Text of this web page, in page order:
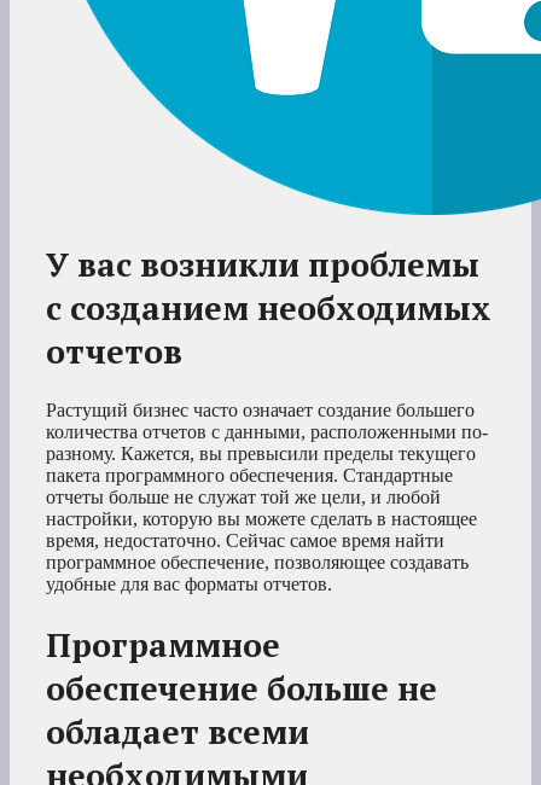
У вас возникли проблемы
с созданием необходимых
отчетов
Растущий бизнес часто означает создание большего
количества отчетов с данными, расположенными по-
разному. Кажется, вы превысили пределы текущего
пакета программного обеспечения. Стандартные
отчеты больше не служат той же цели, и любой
настройки, которую вы можете сделать в настоящее
время, недостаточно. Сейчас самое время найти
программное обеспечение, позволяющее создавать
удобные для вас форматы отчетов.
Программное
обеспечение больше не
обладает всеми
необходимыми